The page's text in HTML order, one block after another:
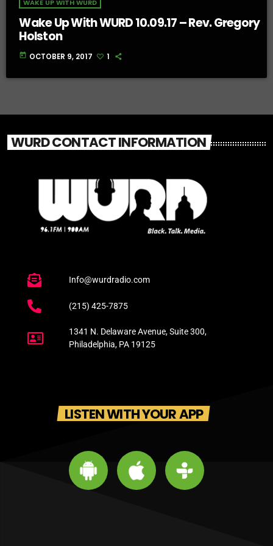
WAKE UP WITH WURD
Wake Up With WURD 10.09.17 – Rev. Gregory
Holston
today OCTOBER 9, 2017 1
WURD CONTACT INFORMATION
Info@wurdradio.com
(215) 425-7875
1341 N. Delaware Avenue, Suite 300,
Philadelphia, PA 19125
LISTEN WITH YOUR APP